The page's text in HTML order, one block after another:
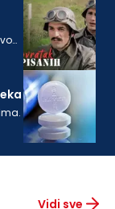
Vidi sve